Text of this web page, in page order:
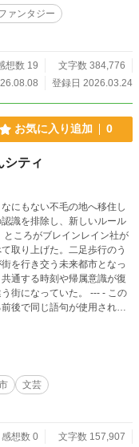
ァンタジー
想数 19
文字数 384,776
登録日 2026.03.24
お気に入り追加 0
シティ
にもない不毛の地へ移住し
識を排除し、新しいルール
ころがブレインレイン社が
取り上げた。二足歩行のう
を行き交う未来都市となっ
通する時刻や帰属意識が復
っていた。 --- - この
後で同じ語句が使用されま
せん）。エピソードの最後
まのことばと共通します。
が中途半端な文で終わり、
こういうへんてこな繋がり
うぞご了承ください。 他
す
文芸
感想数 0
文字数 157,907